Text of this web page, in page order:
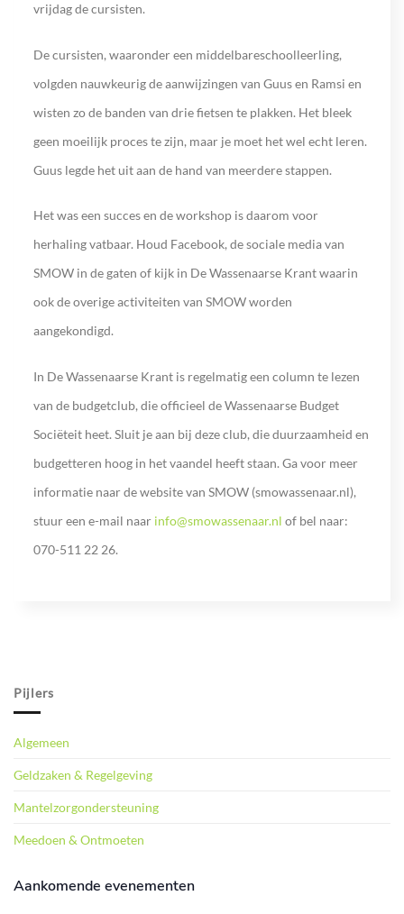
Pijlers
Algemeen
Geldzaken & Regelgeving
Mantelzorgondersteuning
Meedoen & Ontmoeten
Aankomende evenementen
vrijdag de cursisten.
De cursisten, waaronder een middelbareschoolleerling,
volgden nauwkeurig de aanwijzingen van Guus en Ramsi en
wisten zo de banden van drie fietsen te plakken. Het bleek
geen moeilijk proces te zijn, maar je moet het wel echt leren.
Guus legde het uit aan de hand van meerdere stappen.
Het was een succes en de workshop is daarom voor
herhaling vatbaar. Houd Facebook, de sociale media van
SMOW in de gaten of kijk in De Wassenaarse Krant waarin
ook de overige activiteiten van SMOW worden
aangekondigd.
In De Wassenaarse Krant is regelmatig een column te lezen
van de budgetclub, die officieel de Wassenaarse Budget
Sociëteit heet. Sluit je aan bij deze club, die duurzaamheid en
budgetteren hoog in het vaandel heeft staan. Ga voor meer
informatie naar de website van SMOW (smowassenaar.nl),
stuur een e-mail naar info@smowassenaar.nl of bel naar:
070-511 22 26.